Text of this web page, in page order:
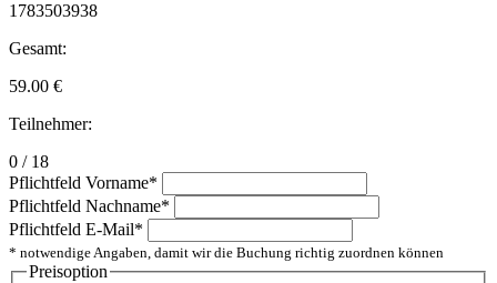
1783503938
Gesamt:
59.00 €
Teilnehmer:
0 / 18
Pflichtfeld Vorname*
Pflichtfeld Nachname*
Pflichtfeld E-Mail*
* notwendige Angaben, damit wir die Buchung richtig zuordnen können
Preisoption